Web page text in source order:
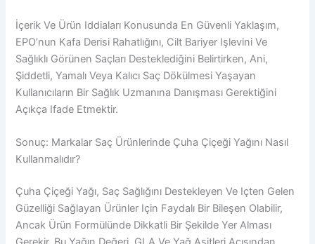
İçerik Ve Ürün Iddiaları Konusunda En Güvenli Yaklaşım,
EPO’nun Kafa Derisi Rahatlığını, Cilt Bariyer Işlevini Ve
Sağlıklı Görünen Saçları Desteklediğini Belirtirken, Ani,
Şiddetli, Yamalı Veya Kalıcı Saç Dökülmesi Yaşayan
Kullanıcıların Bir Sağlık Uzmanına Danışması Gerektiğini
Açıkça Ifade Etmektir.
Sonuç: Markalar Saç Ürünlerinde Çuha Çiçeği Yağını Nasıl
Kullanmalıdır?
Çuha Çiçeği Yağı, Saç Sağlığını Destekleyen Ve Içten Gelen
Güzelliği Sağlayan Ürünler Için Faydalı Bir Bileşen Olabilir,
Ancak Ürün Formülünde Dikkatli Bir Şekilde Yer Alması